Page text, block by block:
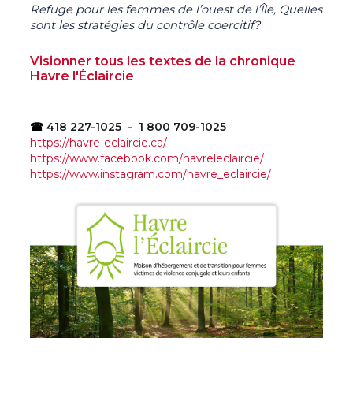
Refuge pour les femmes de l’ouest de l’Île, Quelles
sont les stratégies du contrôle coercitif?
Visionner tous les textes de la chronique
Havre l'Éclaircie
☎ 418 227-1025 - 1 800 709-1025
https://havre-eclaircie.ca/
https://www.facebook.com/havreleclaircie/
https://www.instagram.com/havre_eclaircie/